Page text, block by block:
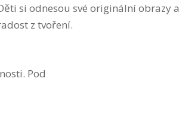
si odnesou své originální obrazy a
z tvoření.
Pod